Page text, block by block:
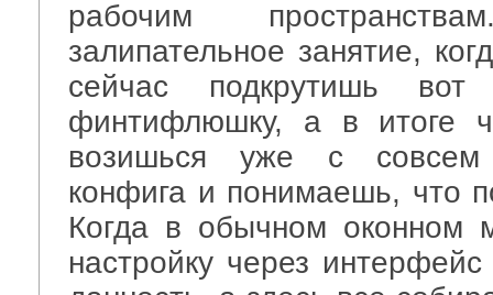
рабочим
залипательное занятие,
сейчас подкрутишь
финтифлюшку, а в итоге
возишься уже с совсем
конфига и понимаешь, что
Когда в обычном оконном
настройку через